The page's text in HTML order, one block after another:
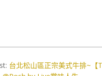
台北松山區正宗美式牛排~